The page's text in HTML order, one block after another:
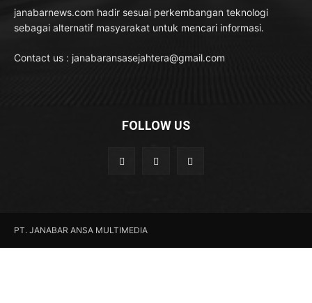
janabarnews.com hadir sesuai perkembangan teknologi
sebagai alternatif masyarakat untuk mencari informasi.
Contact us : janabaransasejahtera@gmail.com
FOLLOW US
PT. JANABAR ANSA MULTIMEDIA